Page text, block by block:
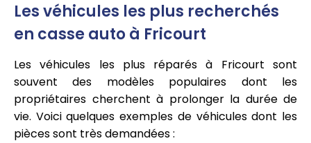
Les véhicules les plus recherchés
en casse auto à Fricourt
Les véhicules les plus réparés à Fricourt sont
souvent des modèles populaires dont les
propriétaires cherchent à prolonger la durée de
vie. Voici quelques exemples de véhicules dont les
pièces sont très demandées :